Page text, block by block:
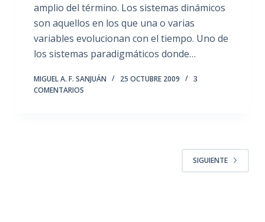
amplio del término. Los sistemas dinámicos
son aquellos en los que una o varias
variables evolucionan con el tiempo. Uno de
los sistemas paradigmáticos donde…
MIGUEL A. F. SANJUÁN 25 OCTUBRE 2009
3
COMENTARIOS
SIGUIENTE